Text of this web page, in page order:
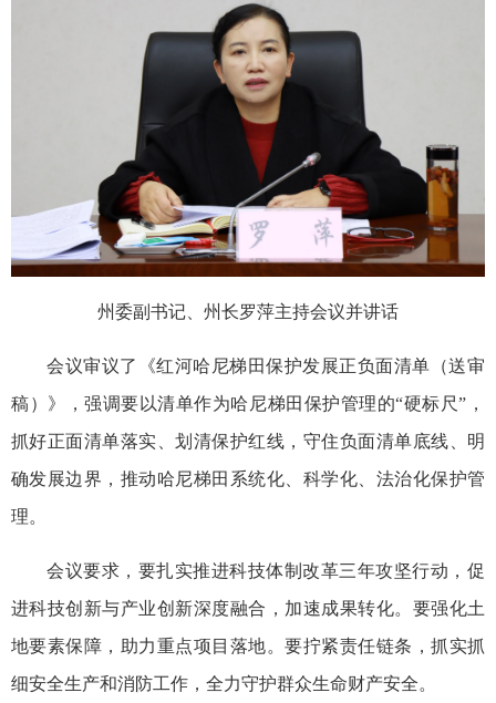
州委副书记、州长罗萍主持会议并讲话
会议审议了《红河哈尼梯田保护发展正负面清单（送审
稿）》，强调要以清单作为哈尼梯田保护管理的“硬标尺”，
抓好正面清单落实、划清保护红线，守住负面清单底线、明
确发展边界，推动哈尼梯田系统化、科学化、法治化保护管
理。
会议要求，要扎实推进科技体制改革三年攻坚行动，促
进科技创新与产业创新深度融合，加速成果转化。要强化土
地要素保障，助力重点项目落地。要拧紧责任链条，抓实抓
细安全生产和消防工作，全力守护群众生命财产安全。